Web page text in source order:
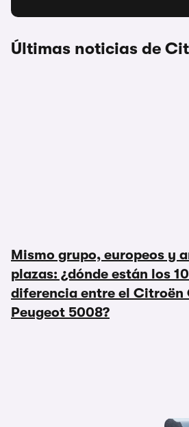
Últimas noticias de
Mismo grupo, europeos y
plazas: ¿dónde están los
diferencia entre el Citroën
Peugeot 5008?